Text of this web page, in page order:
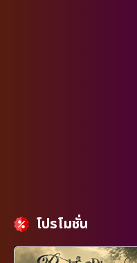
โปรโมชั่น